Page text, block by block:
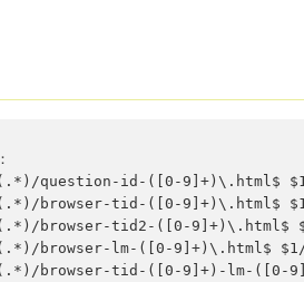
question-id-([0-9]+)\.html$
browser-tid-([0-9]+)\.html$
browser-tid2-([0-9]+)\.html$
browser-lm-([0-9]+)\.html$
browser-tid-([0-9]+)-lm-([0-